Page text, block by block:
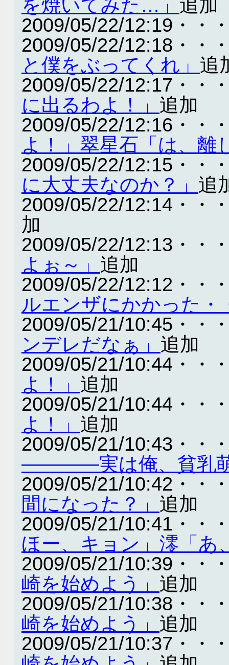
を焼いてみた…」 追加
2009/05/22/12:19・・
2009/05/22/12:18・・
と僕をぶってくれ」 追
2009/05/22/12:17・・
に出るわよ！」 追加
2009/05/22/12:16・・
よ！」翠星石「は、離
2009/05/22/12:15・・
に大丈夫なのか？」 追
2009/05/22/12:14・・
加
2009/05/22/12:13・・
よぉ～」 追加
2009/05/22/12:12・・
ルエンザにかかった・
2009/05/21/10:45・・
ンデレだなぁ」 追加
2009/05/21/10:44・・
よ！」 追加
2009/05/21/10:44・・
よ！」 追加
2009/05/21/10:43・・
――――実は俺、貧乳
2009/05/21/10:42・・
間になった？」 追加
2009/05/21/10:41・・
ほー、キョン」澪「あ
2009/05/21/10:39・・
崎を始めよう」 追加
2009/05/21/10:38・・
崎を始めよう」 追加
2009/05/21/10:37・・